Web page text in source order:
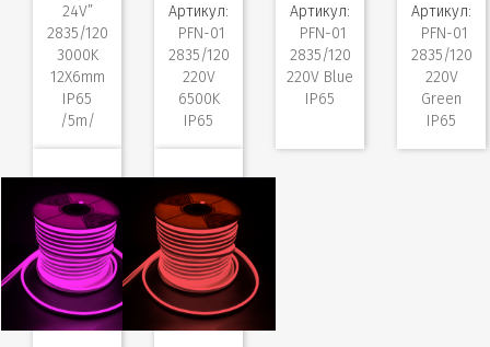
24V”
2835/120
3000K
12X6mm
IP65
/5m/
Артикул:
PFN-01
2835/120
220V
6500K
IP65
Артикул:
PFN-01
2835/120
220V Blue
IP65
Артикул:
PFN-01
2835/120
220V
Green
IP65